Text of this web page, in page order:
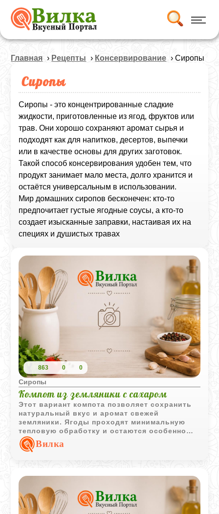
Главная › Рецепты › Консервирование › Сиропы
Сиропы
Сиропы - это концентрированные сладкие
жидкости, приготовленные из ягод, фруктов или
трав. Они хорошо сохраняют аромат сырья и
подходят как для напитков, десертов, выпечки
или в качестве основы для других заготовок.
Такой способ консервирования удобен тем, что
продукт занимает мало места, долго хранится и
остаётся универсальным в использовании.
Мир домашних сиропов бесконечен: кто-то
предпочитает густые ягодные соусы, а кто-то
создает изысканные заправки, настаивая их на
специях и душистых травах
863 0 0
Сиропы
Компот из земляники с сахаром
Этот вариант компота позволяет сохранить
натуральный вкус и аромат свежей
земляники. Ягоды проходят минимальную
тепловую обработку и остаются особенно
выразительными в готовом напитке.
Вилка